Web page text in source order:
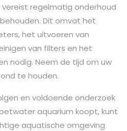
regelmatig onderhoud
Dit omvat het
het uitvoeren van
van filters en het
nodig. Neem de tijd om uw
te houden.
en voldoende onderzoek
aquarium koopt, kunt
aquatische omgeving